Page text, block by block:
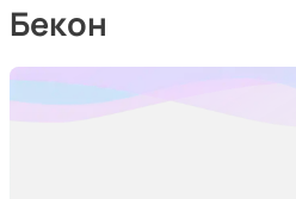
Бекон